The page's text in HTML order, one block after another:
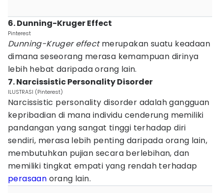
6. Dunning-Kruger Effect
Pinterest
Dunning-Kruger effectmerupakan suatu keadaan
dimana seseorang merasa kemampuan dirinya
lebih hebat daripada orang lain.
7. Narcissistic Personality Disorder
ILUSTRASI (Pinterest)
Narcissistic personality disorder adalah gangguan
kepribadian di mana individu cenderung memiliki
pandangan yang sangat tinggi terhadap diri
sendiri, merasa lebih penting daripada orang lain,
membutuhkan pujian secara berlebihan, dan
memiliki tingkat empati yang rendah terhadap
perasaan orang lain.